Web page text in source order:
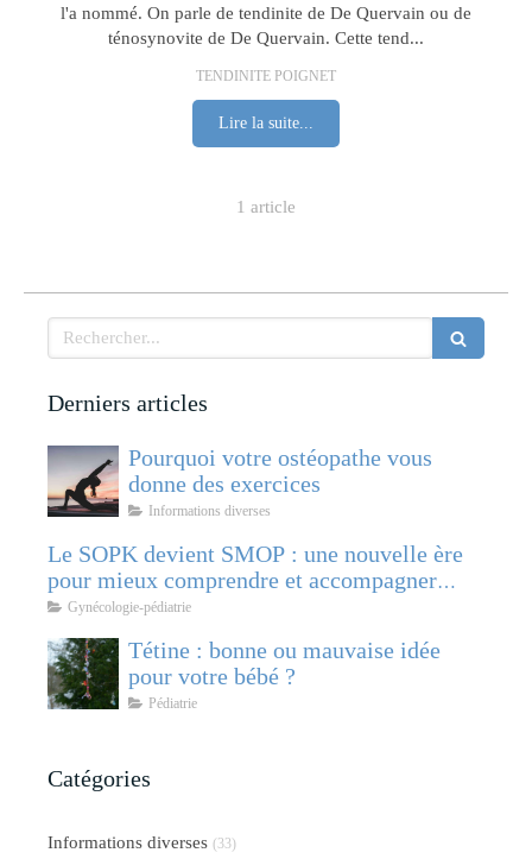
l'a nommé. On parle de tendinite de De Quervain ou de
ténosynovite de De Quervain. Cette tend...
TENDINITE POIGNET
Lire la suite...
1 article
Rechercher
Derniers articles
Pourquoi votre ostéopathe vous
donne des exercices
Informations diverses
Le SOPK devient SMOP : une nouvelle ère
pour mieux comprendre et accompagner
cette pathologie féminine
Gynécologie-pédiatrie
Tétine : bonne ou mauvaise idée
pour votre bébé ?
Pédiatrie
Catégories
Informations diverses (33)